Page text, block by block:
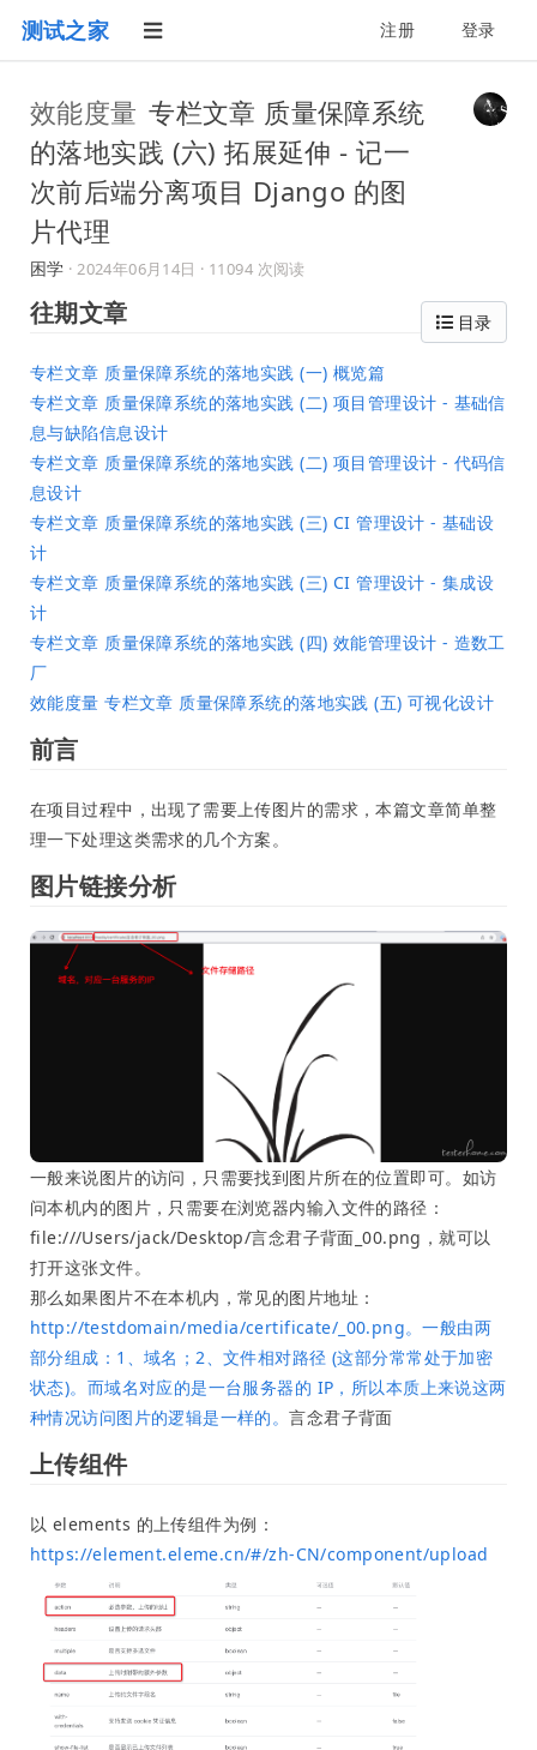
测试之家 注册 登录
效能度量 专栏文章 质量保障系统
的落地实践 (六) 拓展延伸 - 记一
次前后端分离项目 Django 的图
片代理
困学 ·2024年06月14日 · 11094 次阅读
目录
往期文章
专栏文章 质量保障系统的落地实践 (一) 概览篇
专栏文章 质量保障系统的落地实践 (二) 项目管理设计 - 基础信
息与缺陷信息设计
专栏文章 质量保障系统的落地实践 (二) 项目管理设计 - 代码信
息设计
专栏文章 质量保障系统的落地实践 (三) CI 管理设计 - 基础设
计
专栏文章 质量保障系统的落地实践 (三) CI 管理设计 - 集成设
计
专栏文章 质量保障系统的落地实践 (四) 效能管理设计 - 造数工
厂
效能度量 专栏文章 质量保障系统的落地实践 (五) 可视化设计
前言
在项目过程中，出现了需要上传图片的需求，本篇文章简单整
理一下处理这类需求的几个方案。
图片链接分析
一般来说图片的访问，只需要找到图片所在的位置即可。如访
问本机内的图片，只需要在浏览器内输入文件的路径：
file:///Users/jack/Desktop/言念君子背面_00.png，就可以
打开这张文件。
那么如果图片不在本机内，常见的图片地址：
http://testdomain/media/certificate/_00.png。一般由两
部分组成：1、域名；2、文件相对路径 (这部分常常处于加密
状态)。而域名对应的是一台服务器的 IP，所以本质上来说这两
种情况访问图片的逻辑是一样的。言念君子背面
上传组件
以 elements 的上传组件为例：
https://element.eleme.cn/#/zh-CN/component/upload